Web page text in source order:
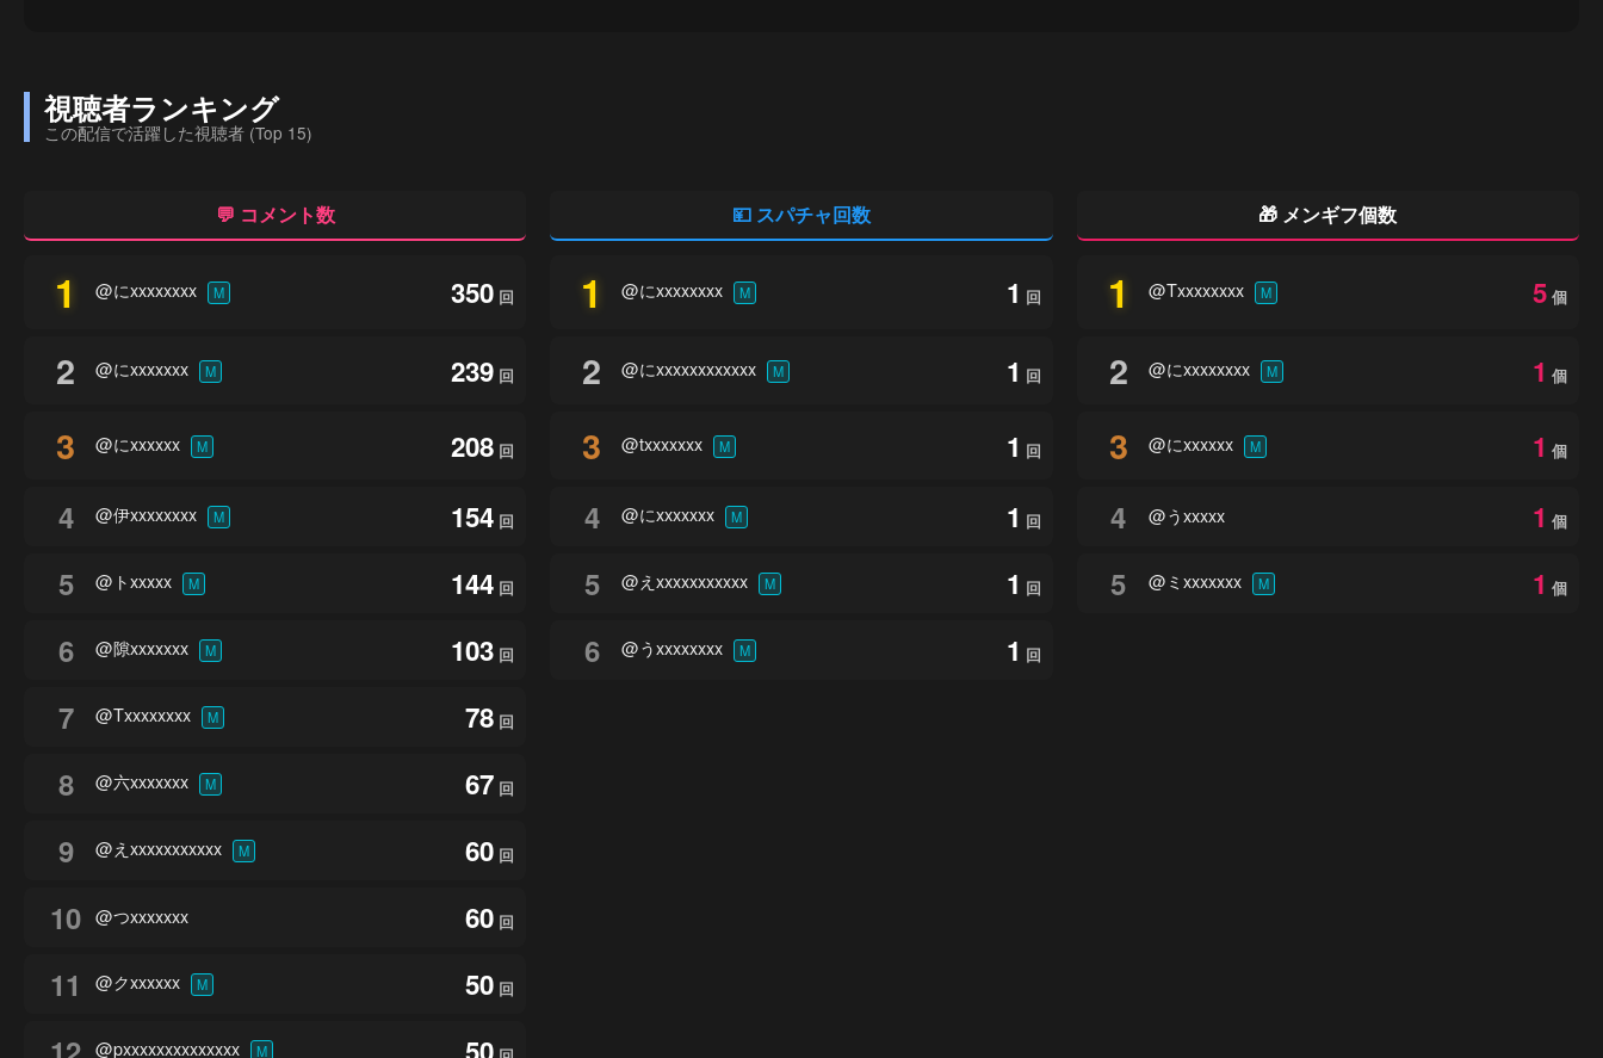
視聴者ランキング
この配信で活躍した視聴者 (Top 15)
💬 コメント数
1 @にxxxxxxxx M 350 回
2 @にxxxxxxx M 239 回
3 @にxxxxxx M 208 回
4 @伊xxxxxxxx M 154 回
5 @トxxxxx M 144 回
6 @隙xxxxxxx M 103 回
7 @Txxxxxxxx M 78 回
8 @六xxxxxxx M 67 回
9 @えxxxxxxxxxxx M 60 回
10 @つxxxxxxx 60 回
11 @クxxxxxx M 50 回
@pxxxxxxxxxxxxxx M
💴 スパチャ回数
1 @にxxxxxxxx M 1 回
2 @にxxxxxxxxxxxx M 1 回
3 @txxxxxxx M 1 回
4 @にxxxxxxx M 1 回
5 @えxxxxxxxxxxx M 1 回
6 @うxxxxxxxx M 1 回
🎁 メンギフ個数
1 @Txxxxxxxx M 5 個
2 @にxxxxxxxx M 1 個
3 @にxxxxxx M 1 個
4 @うxxxxx 1 個
5 @ミxxxxxxx M 1 個